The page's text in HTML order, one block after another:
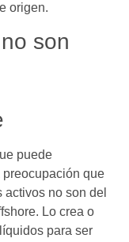
origen.
son
puede
que
no son del
Lo crea o
para ser